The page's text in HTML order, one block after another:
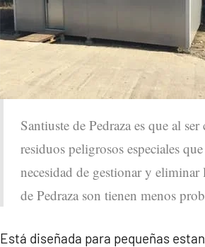
Santiuste de Pedraza es que al
residuos peligrosos especiales
necesidad de gestionar y eliminar
de Pedraza son tienen menos
Está diseñada para pequeñas